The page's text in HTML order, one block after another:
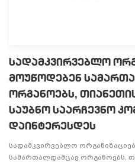
სადამკვირვებლო
მოუწოდებენ
ორგანოებს,
საუბნო საარჩევნო
დაინტერესდეს
სადამკვირვებლო
სამართალდამცავ ორგანოებს,